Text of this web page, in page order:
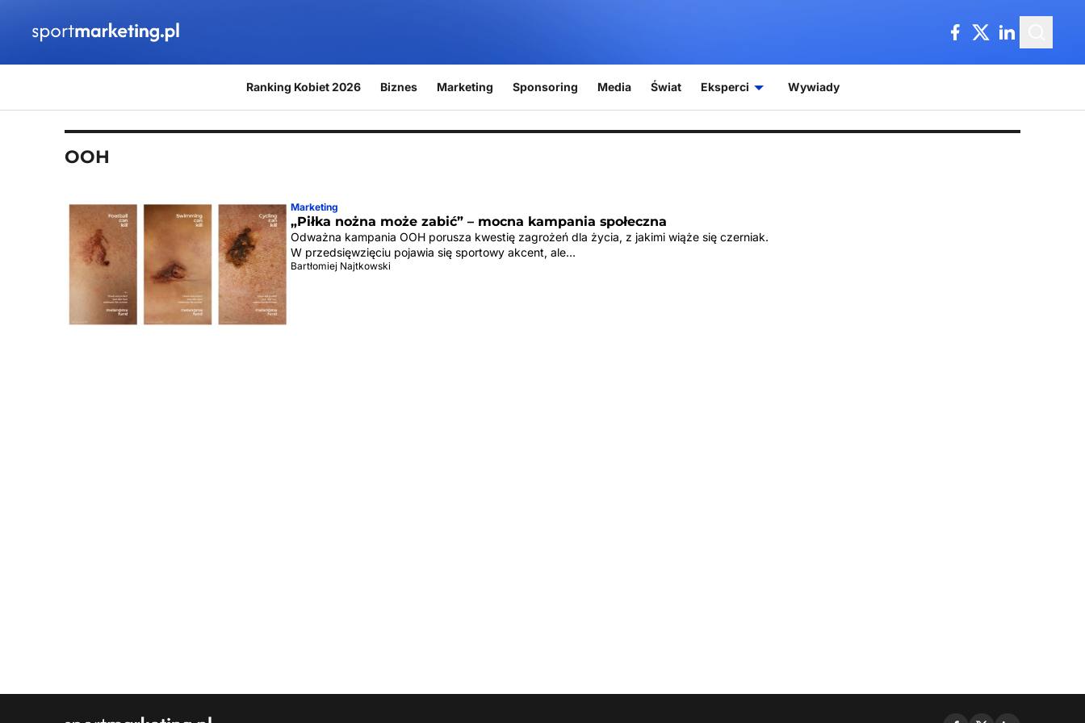
Ranking Kobiet 2026 Biznes Marketing Sponsoring Media Świat Eksperci Wywiady
OOH
Marketing
„Piłka nożna może zabić” – mocna kampania społeczna
Odważna kampania OOH porusza kwestię zagrożeń dla życia, z jakimi wiąże się czerniak.
W przedsięwzięciu pojawia się sportowy akcent, ale…
Bartłomiej Najtkowski